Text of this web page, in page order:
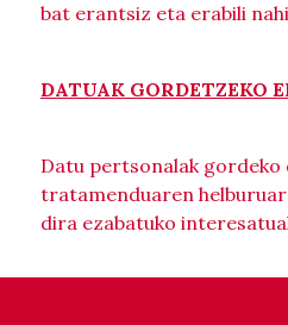
bat erantsiz eta erabili
DATUAK GORDETZEKO
Datu pertsonalak gordeko
tratamenduaren
dira ezabatuko